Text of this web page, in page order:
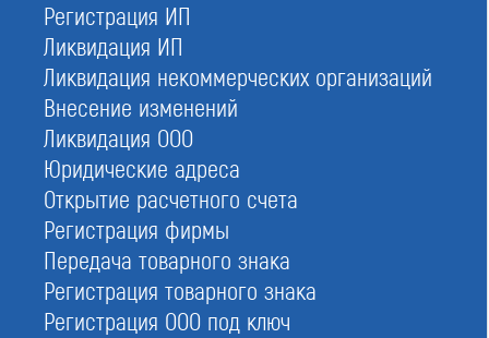
Регистрация ИП
Ликвидация ИП
Ликвидация некоммерческих организаций
Внесение изменений
Ликвидация ООО
Юридические адреса
Открытие расчетного счета
Регистрация фирмы
Передача товарного знака
Регистрация товарного знака
Регистрация ООО под ключ
Дата регистрации:
02.12.2009
7710477880
1097799009736
Адрес:
123022, г. Москва, вн.тер.г. муниципальный округ Пресненский,
ул.1905 года, д. 7, стр. 1, помещ. IA, этаж 2, ком. 1
Телефон:
8 (800) 700-15-25, +7 (499) 575-03-33